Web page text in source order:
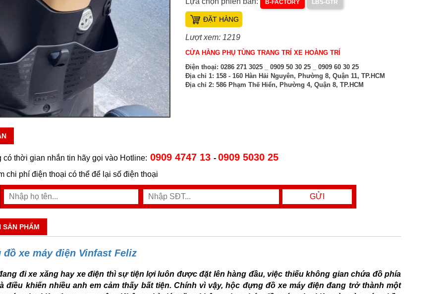
B-FACTORY LBS-GTR
ĐẶT HÀNG
Lượt xem: 1219
CỬA HÀNG PHỤ TÙNG TRANG TRÍ XE HOÀNG TRÍ
Điện thoại: 0286 271 3025 _ 0909 50 30 25 _ 0909 60 30 25
Địa chỉ 1: 158 - 160 Hàn Hải Nguyên, Phường 8, Quận 11, TP.HCM
Địa chỉ 2: 586 Phạm Thế Hiển, Phường 4, Quận 8, TP.HCM
có thời gian nhắn tin hãy gọi vào Hotline: 0909 4747 13 - 0909 5030 25
chi phí điện thoại có thể để lại số điện thoại
SẢN PHẨM
đồ xe máy điện Vinfast Feliz
đi xe xăng hay xe điện thì sự tiện lợi luôn được đặt lên hàng đầu, việc thiếu không gian chứa đồ phía
điều khiến nhiều anh em cảm thấy bất tiện. Chính vì vậy, hộc đựng đồ xe máy điện đang trở thành một